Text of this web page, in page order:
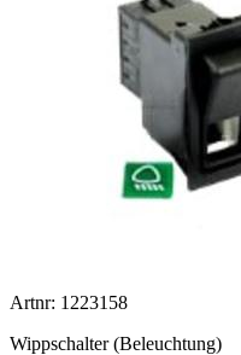
Artnr: 1223158
Wippschalter (Beleuchtung)